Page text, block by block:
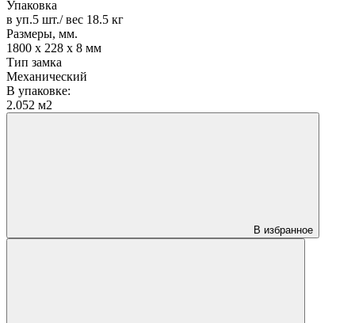
Упаковка
в уп.5 шт./ вес 18.5 кг
Размеры, мм.
1800 х 228 х 8 мм
Тип замка
Механический
В упаковке:
2.052 м2
В избранное